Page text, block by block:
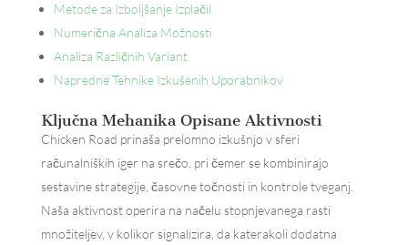
Metode za Izboljšanje Izplačil
Numerična Analiza Možnosti
Analiza Različnih Variant
Napredne Tehnike Izkušenih Uporabnikov
Ključna Mehanika Opisane Aktivnosti
Chicken Road prinaša prelomno izkušnjo v sferi
računalniških iger na srečo, pri čemer se kombinirajo
sestavine strategije, časovne točnosti in kontrole tveganj.
Naša aktivnost operira na načelu stopnjevanega rasti
množiteljev, v kolikor signalizira, da katerakoli dodatna